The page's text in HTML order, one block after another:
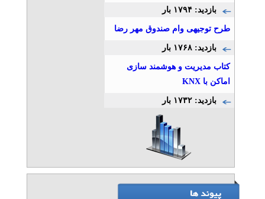
بازدید: ۱۷۹۴ بار
طرح توجیهی وام صندوق مهر رضا
بازدید: ۱۷۶۸ بار
کتاب مدیریت و هوشمند سازی
اماکن با KNX
بازدید: ۱۷۳۲ بار